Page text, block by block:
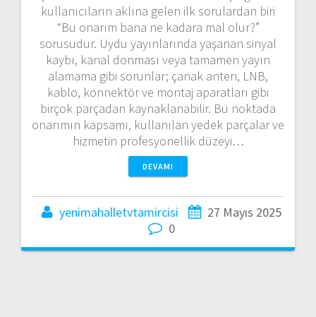
kullanıcıların aklına gelen ilk sorulardan biri
“Bu onarım bana ne kadara mal olur?”
sorusudur. Uydu yayınlarında yaşanan sinyal
kaybı, kanal donması veya tamamen yayın
alamama gibi sorunlar; çanak anten, LNB,
kablo, konnektör ve montaj aparatları gibi
birçok parçadan kaynaklanabilir. Bu noktada
onarımın kapsamı, kullanılan yedek parçalar ve
hizmetin profesyonellik düzeyi…
DEVAMI
yenimahalletvtamircisi
27 Mayıs 2025
0